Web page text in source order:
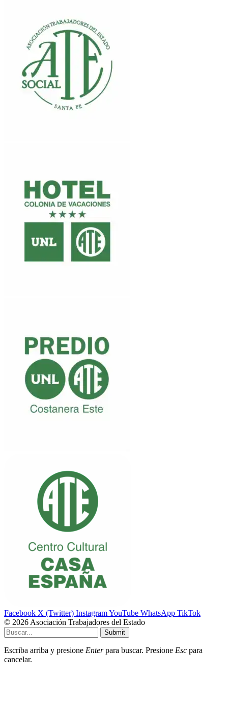
Facebook X (Twitter) InstagramYouTube WhatsApp TikTok
© 2026 Asociación Trabajadores del Estado
Submit
Escriba arriba y presione Enterpara buscar. Presione Esc para
cancelar.